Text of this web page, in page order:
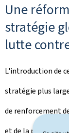
Une
stratégie
lutte
L'introduction de
stratégie plus
de renforcement
et de la police